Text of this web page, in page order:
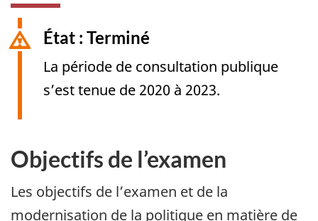
État : Terminé
La période de consultation publique
s’est tenue de 2020 à 2023.
Objectifs de l’examen
Les objectifs de l’examen et de la
modernisation de la politique en matière de